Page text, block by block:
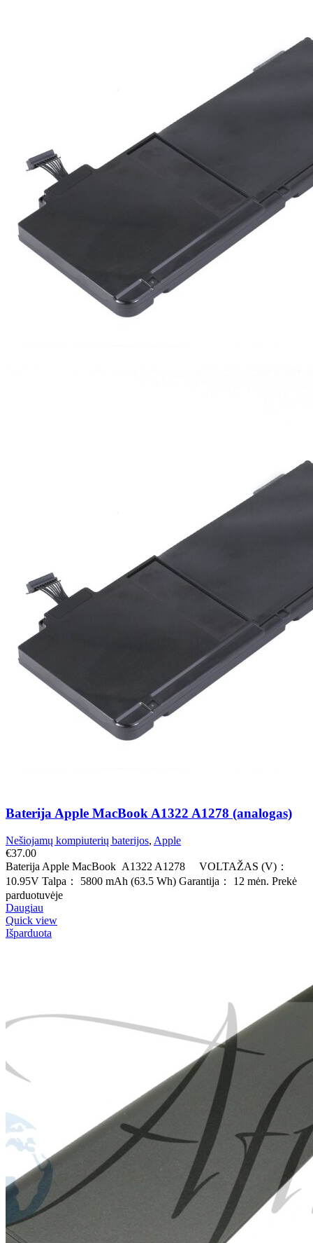
Baterija Apple MacBook A1322 A1278 (analogas)
Nešiojamų kompiuterių baterijos, Apple
€37.00
Baterija Apple MacBook A1322 A1278 VOLTAŽAS (V)：
10.95V Talpa： 5800 mAh (63.5 Wh) Garantija： 12 mėn. Prekė
parduotuvėje
Daugiau
Quick view
Išparduota